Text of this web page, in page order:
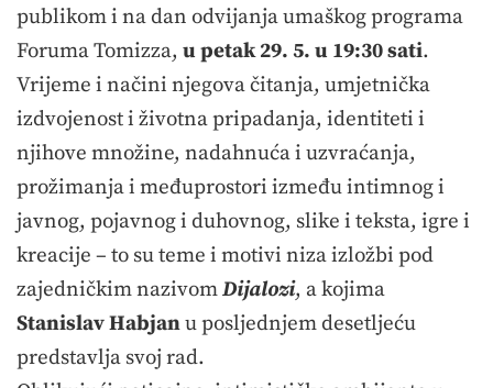
publikom i na dan odvijanja umaškog programa
Foruma Tomizza, u petak 29. 5. u 19:30 sati.
Vrijeme i načini njegova čitanja, umjetnička
izdvojenost i životna pripadanja, identiteti i
njihove množine, nadahnuća i uzvraćanja,
prožimanja i međuprostori između intimnog i
javnog, pojavnog i duhovnog, slike i teksta, igre i
kreacije – to su teme i motivi niza izložbi pod
zajedničkim nazivomDijalozi, a kojima
Stanislav Habjanu posljednjem desetljeću
predstavlja svoj rad.